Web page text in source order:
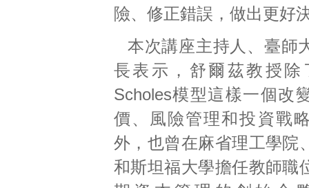
險、修正錯誤，做出更好
本次講座主持人、臺師
長表示，舒爾茲教授除
Scholes模型這樣一個改
價、風險管理和投資戰
外，也曾在麻省理工學院
和斯坦福大學擔任教師職